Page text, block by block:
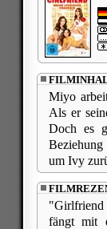
Miyo
Als er
Doch es
Beziehung
um Ivy
"Girlfriend
fängt mit